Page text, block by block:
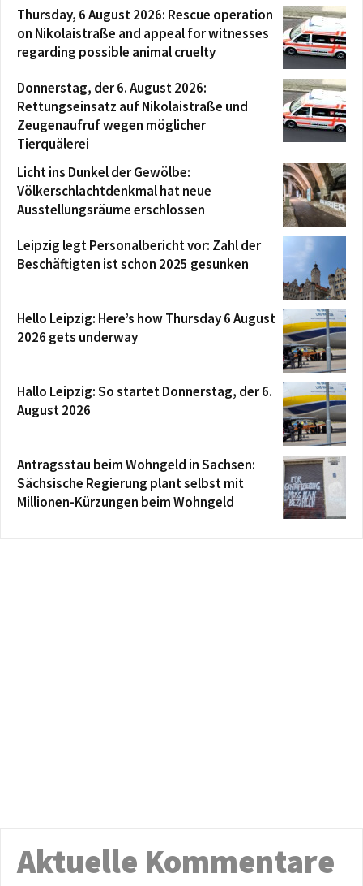
Thursday, 6 August 2026: Rescue operation
on Nikolaistraße and appeal for witnesses
regarding possible animal cruelty
Donnerstag, der 6. August 2026:
Rettungseinsatz auf Nikolaistraße und
Zeugenaufruf wegen möglicher
Tierquälerei
Licht ins Dunkel der Gewölbe:
Völkerschlachtdenkmal hat neue
Ausstellungsräume erschlossen
Leipzig legt Personalbericht vor: Zahl der
Beschäftigten ist schon 2025 gesunken
Hello Leipzig: Here’s how Thursday 6 August
2026 gets underway
Hallo Leipzig: So startet Donnerstag, der 6.
August 2026
Antragsstau beim Wohngeld in Sachsen:
Sächsische Regierung plant selbst mit
Millionen-Kürzungen beim Wohngeld
Aktuelle Kommentare